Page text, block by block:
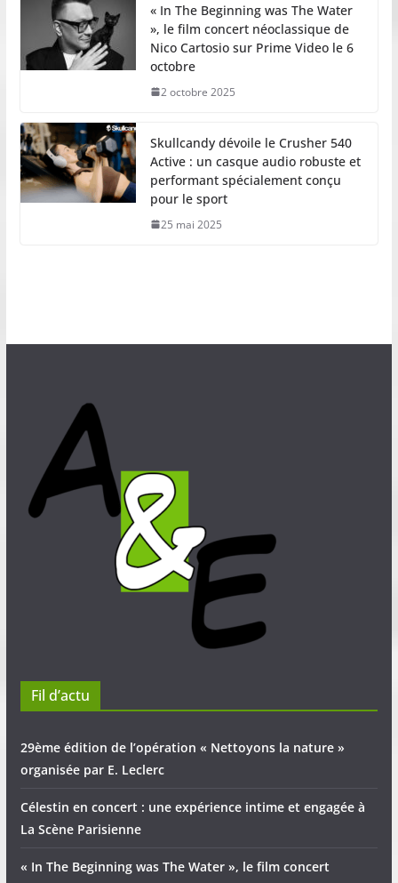
« In The Beginning was The Water
», le film concert néoclassique de
Nico Cartosio sur Prime Video le 6
octobre
2 octobre 2025
Skullcandy dévoile le Crusher 540
Active : un casque audio robuste et
performant spécialement conçu
pour le sport
25 mai 2025
Fil d’actu
29ème édition de l’opération « Nettoyons la nature »
organisée par E. Leclerc
Célestin en concert : une expérience intime et engagée à
La Scène Parisienne
« In The Beginning was The Water », le film concert